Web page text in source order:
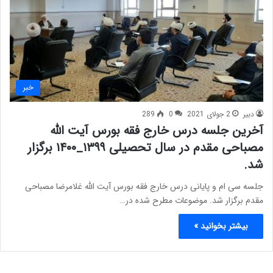
خبر
دبیر 2 جولای 2021 0
289
آخرین جلسه درس خارج فقه بورس آیت الله
مصباحی مقدم در سال تحصیلی ۱۳۹۹_۱۴۰۰ برگزار
شد.
جلسه سی ام و پایانی درس خارج فقه بورس آیت الله غلامرضا مصباحی
مقدم برگزار شد. موضوعات مطرح شده در…
بیشتر بخوانید »